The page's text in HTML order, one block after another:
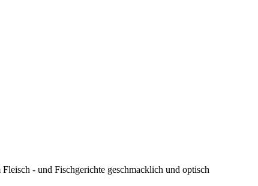
- und Fischgerichte geschmacklich und optisch